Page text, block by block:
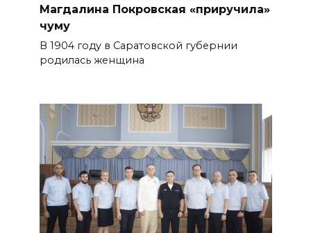
Магдалина Покровская «приручила»
чуму
В 1904 году в Саратовской губернии
родилась женщина